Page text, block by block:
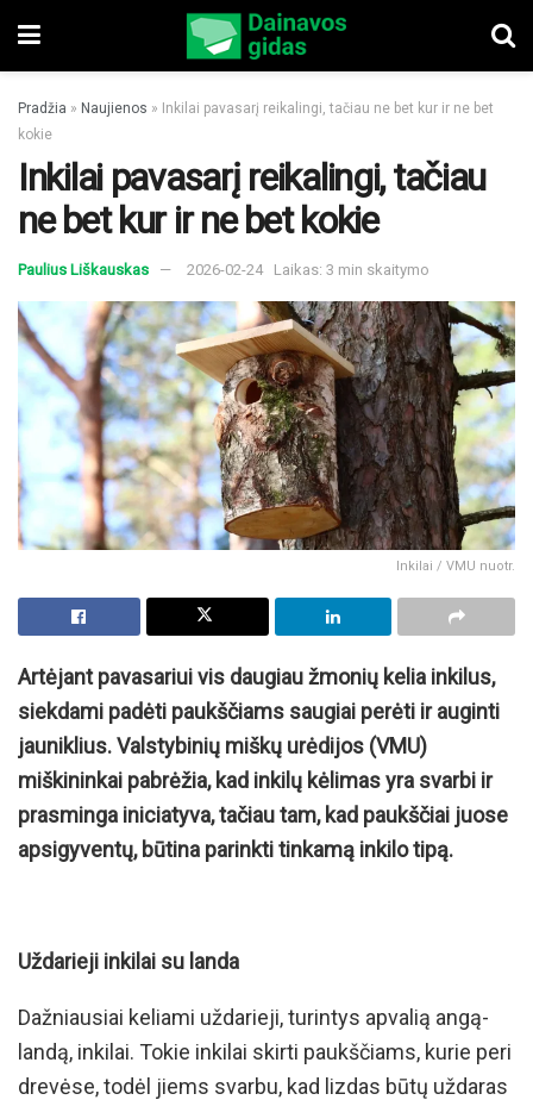
Pradžia » Naujienos » Inkilai pavasarį reikalingi, tačiau ne bet kur ir ne bet
kokie
Inkilai pavasarį reikalingi, tačiau
ne bet kur ir ne bet kokie
Paulius Liškauskas 2026-02-24 Laikas: 3 min skaitymo
Inkilai / VMU nuotr.
Artėjant pavasariui vis daugiau žmonių kelia inkilus,
siekdami padėti paukščiams saugiai perėti ir auginti
jauniklius. Valstybinių miškų urėdijos (VMU)
miškininkai pabrėžia, kad inkilų kėlimas yra svarbi ir
prasminga iniciatyva, tačiau tam, kad paukščiai juose
apsigyventų, būtina parinkti tinkamą inkilo tipą.
Uždarieji inkilai su landa
Dažniausiai keliami uždarieji, turintys apvalią angą-
landą, inkilai. Tokie inkilai skirti paukščiams, kurie peri
drevėse, todėl jiems svarbu, kad lizdas būtų uždaras